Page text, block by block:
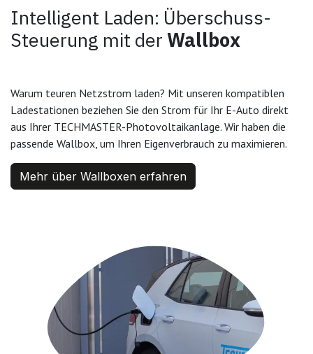
Intelligent Laden: Überschuss-
Steuerung mit der Wallbox
Warum teuren Netzstrom laden? Mit unseren kompatiblen
Ladestationen beziehen Sie den Strom für Ihr E-Auto direkt
aus Ihrer TECHMASTER-Photovoltaikanlage. Wir haben die
passende Wallbox, um Ihren Eigenverbrauch zu maximieren.
Mehr über Wallboxen erfahren